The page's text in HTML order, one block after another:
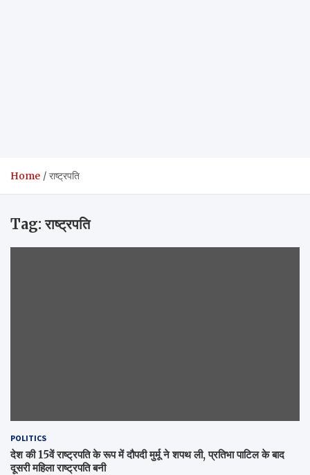
Home राष्ट्रपति
Tag:राष्ट्रपति
POLITICS
देश की 15वें राष्ट्रपति के रूप में दौपदी मुर्मू ने शपथ ली, प्रतिभा पाटिल के बाद
दूसरी महिला राष्ट्रपति बनी